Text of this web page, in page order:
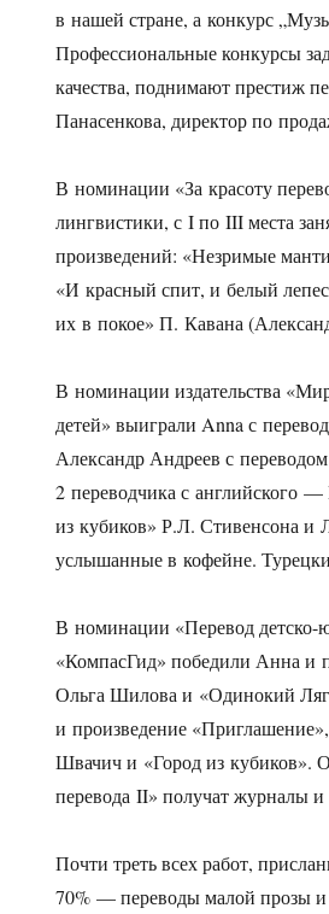
в нашей стране, а конкурс
Профессиональные конкурсы
качества, поднимают престиж
Панасенкова, директор по
В номинации «За красоту
лингвистики, с I по III места
произведений: «Незримые
«И красный спит, и белый
их в покое» П. Кавана
В номинации издательства
детей» выиграли Anna с
Александр Андреев с
2 переводчика с английского
из кубиков» Р.Л. Стивенсона и
услышанные в кофейне.
В номинации «Перевод детско-
«КомпасГид» победили Анна и
Ольга Шилова и «Одинокий
и произведение
Швачич и «Город из кубиков».
перевода II» получат журналы и
Почти треть всех работ,
70% — переводы малой прозы